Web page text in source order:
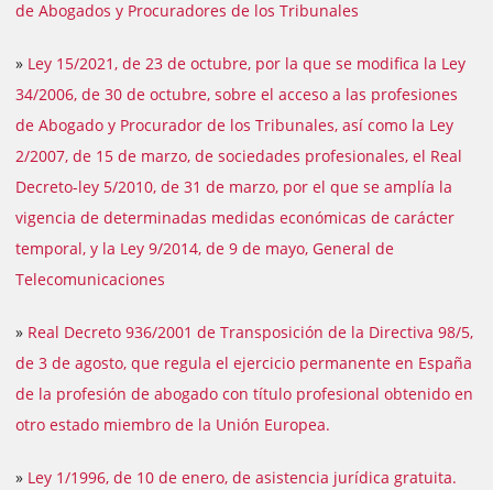
de Abogados y Procuradores de los Tribunales
» Ley 15/2021, de 23 de octubre, por la que se modifica la Ley
34/2006, de 30 de octubre, sobre el acceso a las profesiones
de Abogado y Procurador de los Tribunales, así como la Ley
2/2007, de 15 de marzo, de sociedades profesionales, el Real
Decreto-ley 5/2010, de 31 de marzo, por el que se amplía la
vigencia de determinadas medidas económicas de carácter
temporal, y la Ley 9/2014, de 9 de mayo, General de
Telecomunicaciones
» Real Decreto 936/2001 de Transposición de la Directiva 98/5,
de 3 de agosto, que regula el ejercicio permanente en España
de la profesión de abogado con título profesional obtenido en
otro estado miembro de la Unión Europea.
» Ley 1/1996, de 10 de enero, de asistencia jurídica gratuita.